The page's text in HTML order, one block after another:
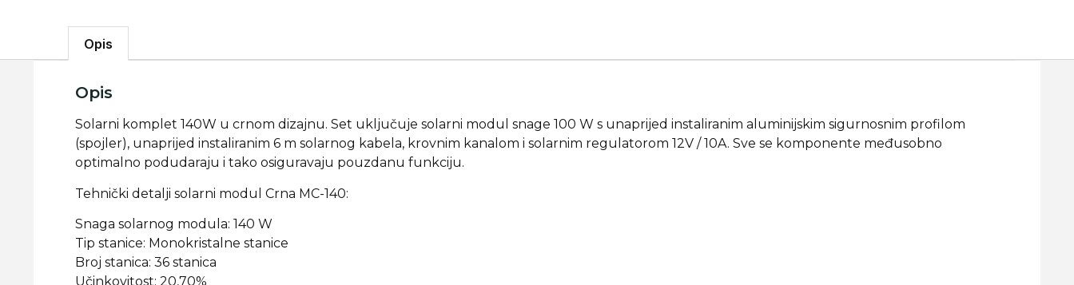
Opis
Opis
Solarni komplet 140W u crnom dizajnu. Set uključuje solarni modul snage 100 W s unaprijed instaliranim aluminijskim sigurnosnim profilom
(spojler), unaprijed instaliranim 6 m solarnog kabela, krovnim kanalom i solarnim regulatorom 12V / 10A. Sve se komponente međusobno
optimalno podudaraju i tako osiguravaju pouzdanu funkciju.
Tehnički detalji solarni modul Crna MC-140:
Snaga solarnog modula: 140 W
Tip stanice: Monokristalne stanice
Broj stanica: 36 stanica
Učinkovitost: 20,70%